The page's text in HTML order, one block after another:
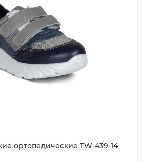
ортопедические TW-439-14